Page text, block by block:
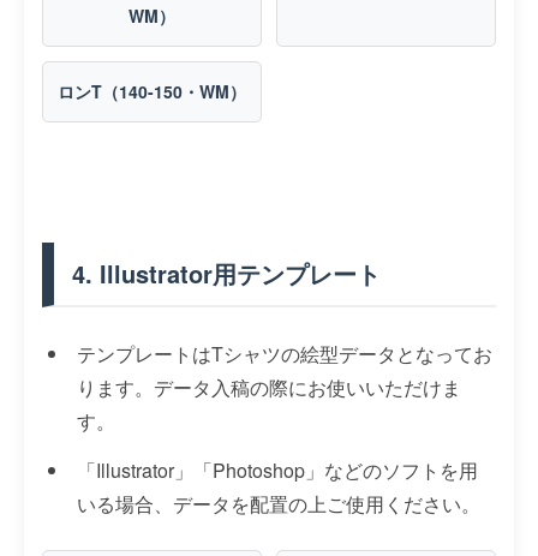
WM）
ロンT（140-150・WM）
4. Illustrator用テンプレート
テンプレートはTシャツの絵型データとなってお
ります。データ入稿の際にお使いいただけま
す。
「Illustrator」「Photoshop」などのソフトを用
いる場合、データを配置の上ご使用ください。